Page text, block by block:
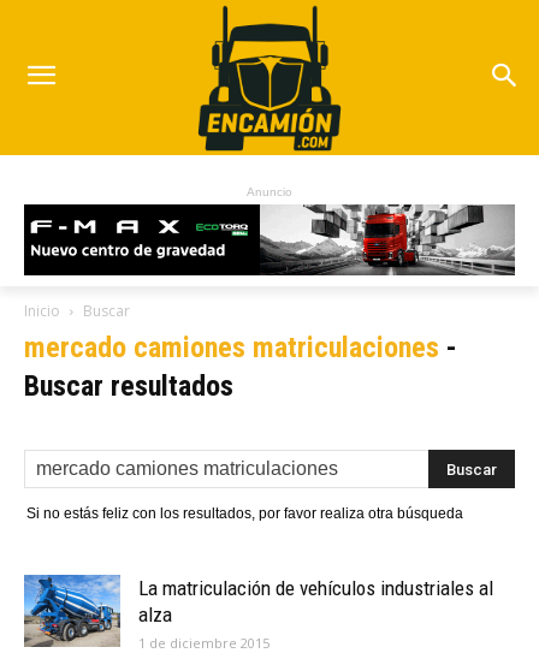
Anuncio
Inicio Buscar
mercado camiones matriculaciones -
Buscar resultados
Si no estás feliz con los resultados, por favor realiza otra búsqueda
La matriculación de vehículos industriales al
alza
1 de diciembre 2015